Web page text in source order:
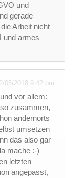
und
gerade
Arbeit nicht
und armes
05/2018 9:42 pm
vor allem:
zusammen,
andernorts
umsetzen
das also gar
mache :-)
letzten
angepasst,